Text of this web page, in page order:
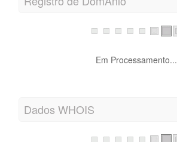
Em Processamento...
Dados WHOIS